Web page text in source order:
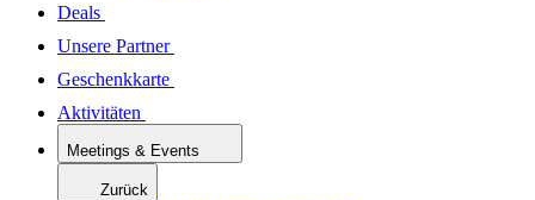
Deals
Unsere Partner
Geschenkkarte
Aktivitäten
Meetings & Events
Zurück